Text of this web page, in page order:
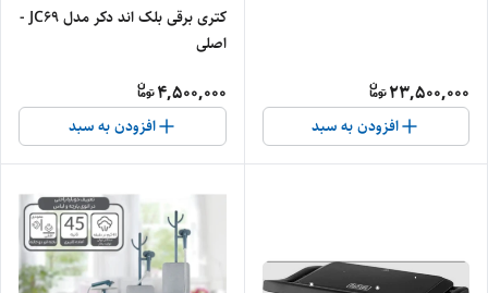
23,500,000
افزودن به سبد
کتری برقی بلک اند دکر مدل JC69 -
اصلی
4,500,000
افزودن به سبد